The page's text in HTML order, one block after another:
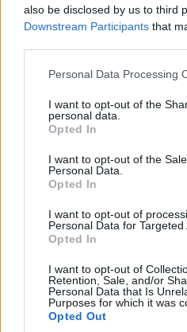
also be disclosed by us to third
Downstream Participants that
Personal Data Processing
I want to opt-out of the
personal data.
Opted In
I want to opt-out of the
Personal Data.
Opted In
I want to opt-out of
Personal Data for Targeted
Opted In
I want to opt-out of
Retention, Sale, and/or
Personal Data that Is
Purposes for which it was
Opted Out